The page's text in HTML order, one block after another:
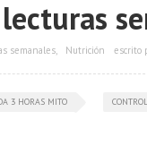
semanales, Nutrición escrito
3 HORAS MITO